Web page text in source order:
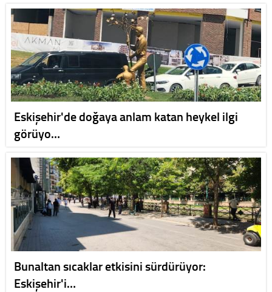
Eskişehir'de doğaya anlam katan heykel ilgi
görüyo…
Bunaltan sıcaklar etkisini sürdürüyor:
Eskişehir'i…